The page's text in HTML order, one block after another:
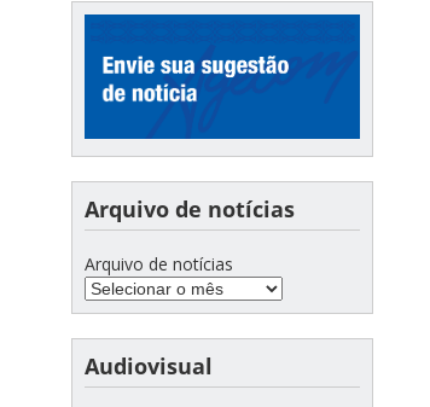
Arquivo de notícias
Arquivo de notícias
Audiovisual